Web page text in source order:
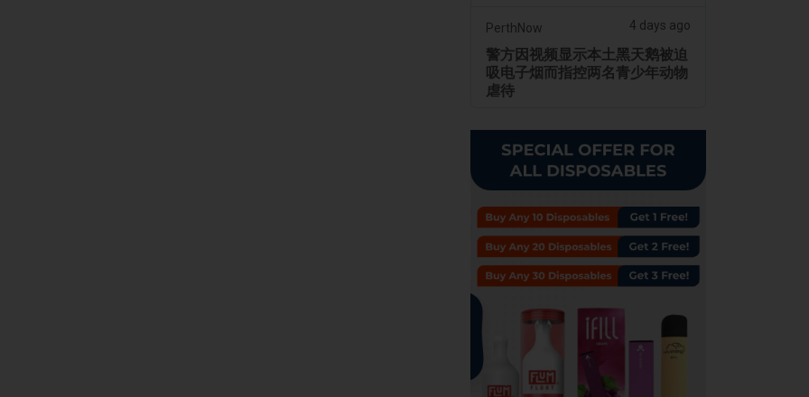
PerthNow 4 days ago
警方因视频显示本土黑天鹅被迫
吸电子烟而指控两名青少年动物
虐待